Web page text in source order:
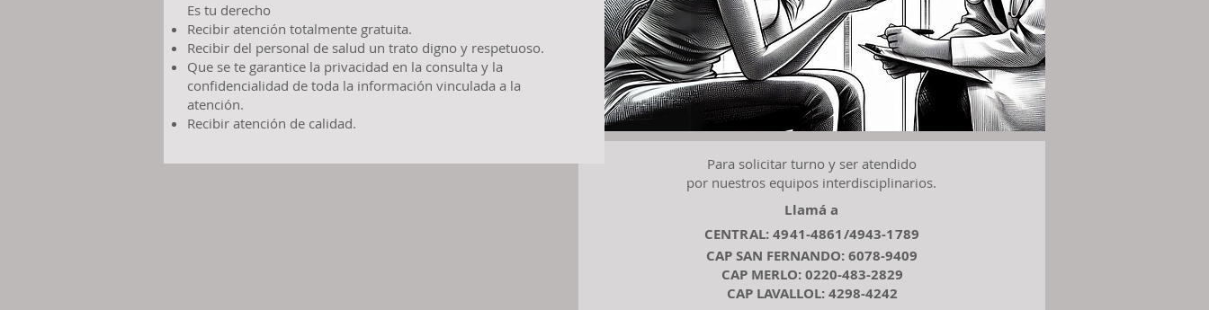
​Para solicitar turno y ser atendido
por nuestros equipos interdisciplinarios.​
Llamá a
CENTRAL: 4941-4861/4943-1789
CAP SAN FERNANDO: 6078-9409
CAP MERLO: 0220-483-2829
CAP LAVALLOL: 4298-4242​
Es tu derecho
Recibir atención totalmente gratuita.
Recibir del personal de salud un trato digno y respetuoso.
Que se te garantice la privacidad en la consulta y la
confidencialidad de toda la información vinculada a la
atención.
Recibir atención de calidad.